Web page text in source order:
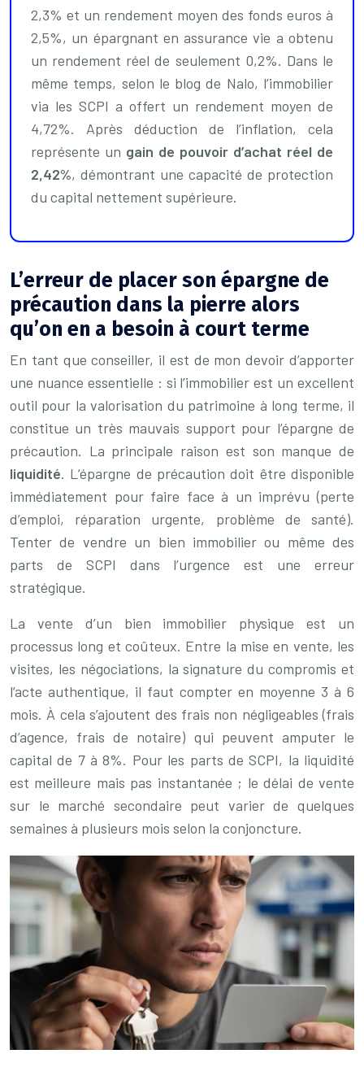
2,3% et un rendement moyen des fonds euros à
2,5%, un épargnant en assurance vie a obtenu
un rendement réel de seulement 0,2%. Dans le
même temps, selon le blog de Nalo, l’immobilier
via les SCPI a offert un rendement moyen de
4,72%. Après déduction de l’inflation, cela
représente un gain de pouvoir d’achat réel de
2,42%, démontrant une capacité de protection
du capital nettement supérieure.
L’erreur de placer son épargne de
précaution dans la pierre alors
qu’on en a besoin à court terme
En tant que conseiller, il est de mon devoir d’apporter
une nuance essentielle : si l’immobilier est un excellent
outil pour la valorisation du patrimoine à long terme, il
constitue un très mauvais support pour l’épargne de
précaution. La principale raison est son manque de
liquidité. L’épargne de précaution doit être disponible
immédiatement pour faire face à un imprévu (perte
d’emploi, réparation urgente, problème de santé).
Tenter de vendre un bien immobilier ou même des
parts de SCPI dans l’urgence est une erreur
stratégique.
La vente d’un bien immobilier physique est un
processus long et coûteux. Entre la mise en vente, les
visites, les négociations, la signature du compromis et
l’acte authentique, il faut compter en moyenne 3 à 6
mois. À cela s’ajoutent des frais non négligeables (frais
d’agence, frais de notaire) qui peuvent amputer le
capital de 7 à 8%. Pour les parts de SCPI, la liquidité
est meilleure mais pas instantanée ; le délai de vente
sur le marché secondaire peut varier de quelques
semaines à plusieurs mois selon la conjoncture.